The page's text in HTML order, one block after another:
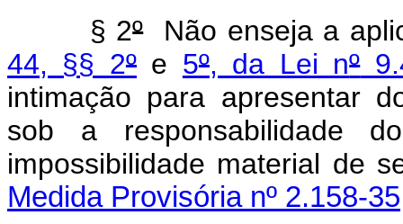
§ 2ºNão enseja a
44, §§ 2ºe 5º, da Lei nº
intimação para apresentar
sob a responsabilidade
impossibilidade material
Medida Provisória nº 2.158-